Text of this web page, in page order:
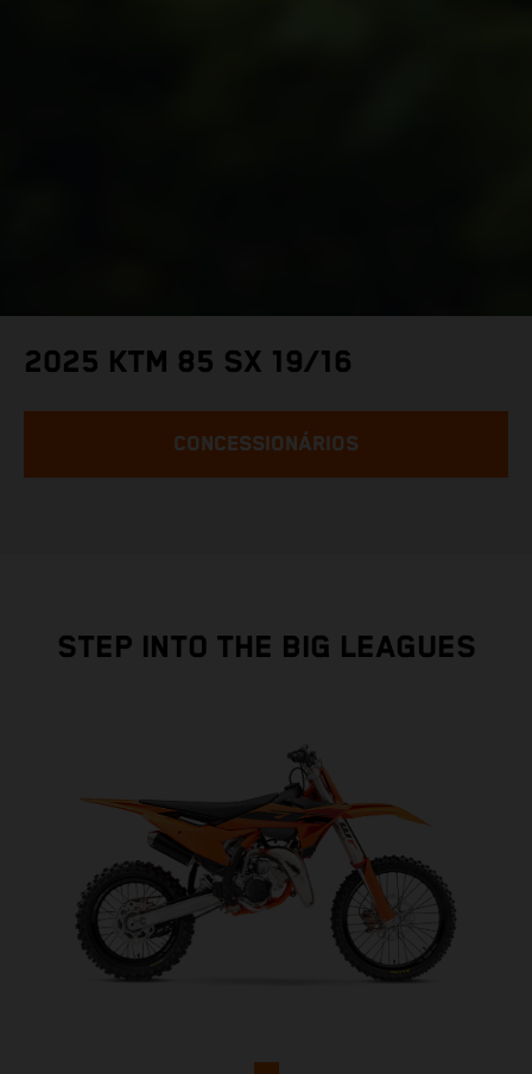
2025 KTM 85 SX 19/16
CONCESSIONÁRIOS
STEP INTO THE BIG LEAGUES